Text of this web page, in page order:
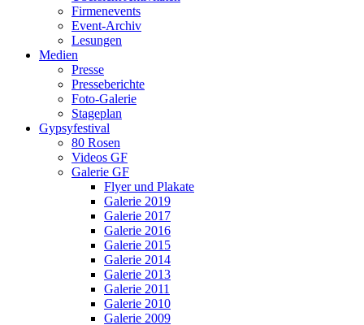
Firmenevents
Event-Archiv
Lesungen
Medien
Presse
Presseberichte
Foto-Galerie
Stageplan
Gypsyfestival
80 Rosen
Videos GF
Galerie GF
Flyer und Plakate
Galerie 2019
Galerie 2017
Galerie 2016
Galerie 2015
Galerie 2014
Galerie 2013
Galerie 2011
Galerie 2010
Galerie 2009